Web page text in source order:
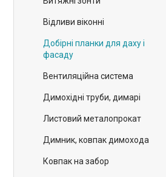
Відливи віконні
Добірні планки для даху і
фасаду
Вентиляційна система
Димохідні труби, димарі
Листовий металопрокат
Димник, ковпак димохода
Ковпак на забор